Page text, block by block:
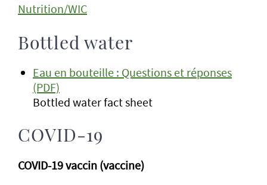
Nutrition/WIC
Bottled water
Eau en bouteille : Questions et réponses
(PDF)
Bottled water fact sheet
COVID-19
COVID-19 vaccin (vaccine)